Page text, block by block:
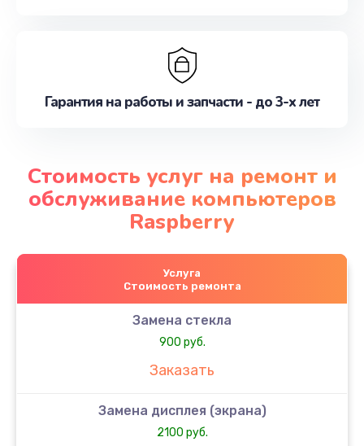
Гарантия на работы и запчасти - до 3-х лет
Стоимость услуг на ремонт и
обслуживание компьютеров
Raspberry
Услуга
Стоимость ремонта
Замена стекла
900 руб.
Заказать
Замена дисплея (экрана)
2100 руб.